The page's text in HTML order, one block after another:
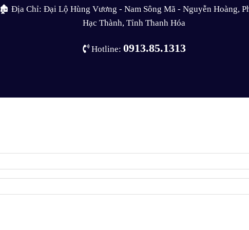
🏚 Địa Chỉ: Đại Lộ Hùng Vương - Nam Sông Mã - Nguyễn Hoàng,
Hạc Thành, Tỉnh Thanh Hóa
Hotline: 0913.85.1313